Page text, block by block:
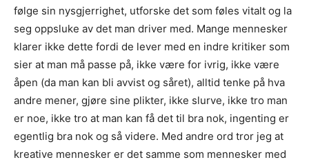
følge sin nysgjerrighet, utforske det som føles vitalt og la
seg oppsluke av det man driver med. Mange mennesker
klarer ikke dette fordi de lever med en indre kritiker som
sier at man må passe på, ikke være for ivrig, ikke være
åpen (da man kan bli avvist og såret), alltid tenke på hva
andre mener, gjøre sine plikter, ikke slurve, ikke tro man
er noe, ikke tro at man kan få det til bra nok, ingenting er
egentlig bra nok og så videre. Med andre ord tror jeg at
kreative mennesker er det samme som mennesker med